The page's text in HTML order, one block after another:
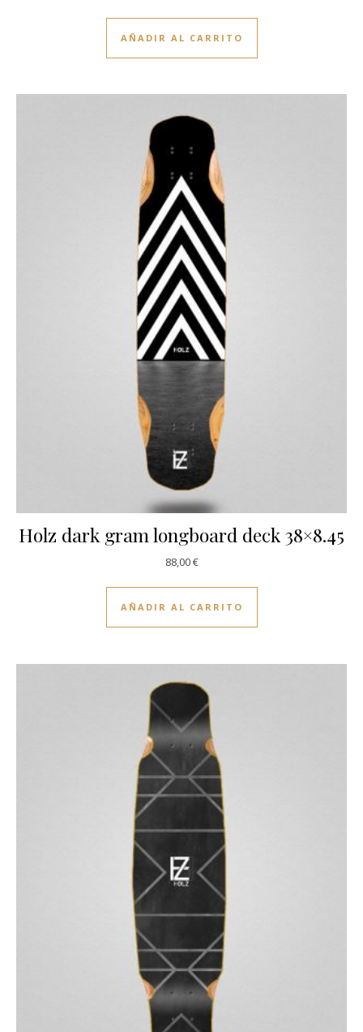
AÑADIR AL CARRITO
Holz dark gram longboard deck 38×8.45
88,00€
AÑADIR AL CARRITO